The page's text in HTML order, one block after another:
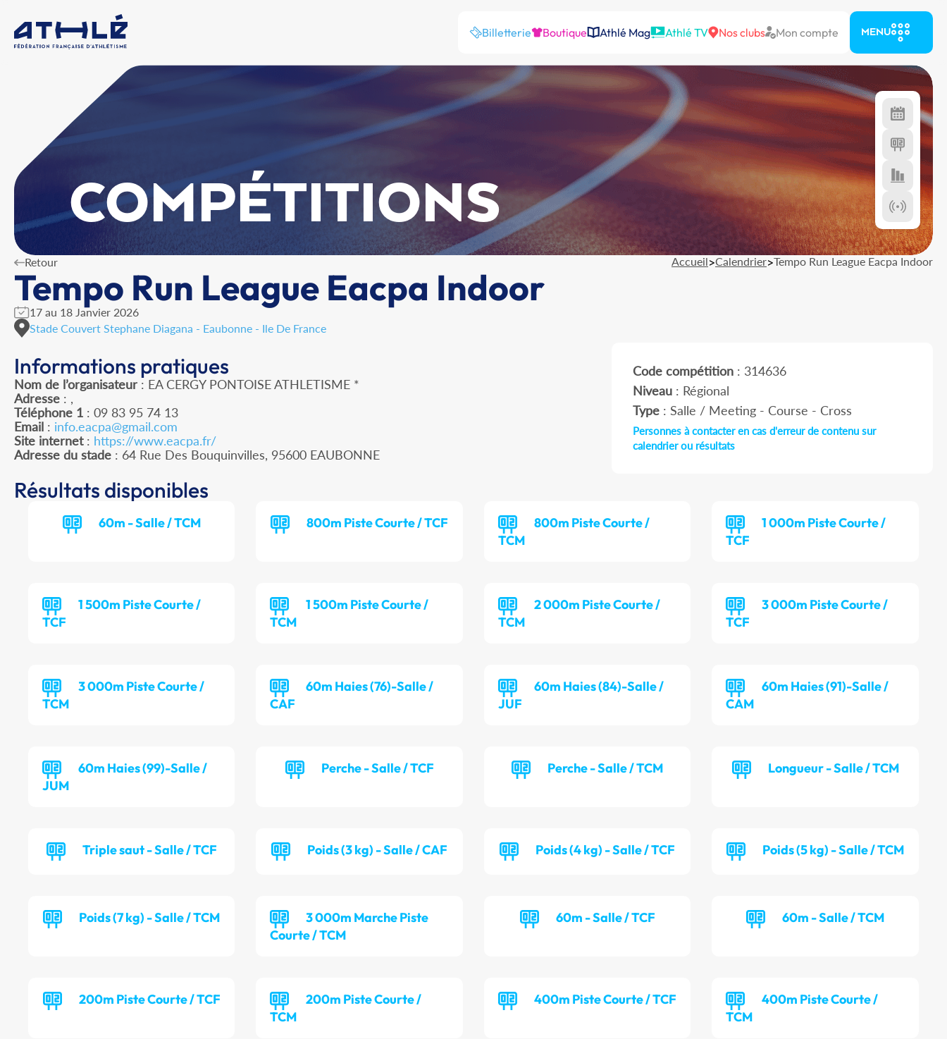
Billetterie Boutique Athlé Mag Athlé TV Nos clubs Mon compte MENU
COMPÉTITIONS
Retour Accueil>Calendrier>Tempo Run League Eacpa Indoor
Tempo Run League Eacpa Indoor
17 au 18 Janvier 2026
Stade Couvert Stephane Diagana - Eaubonne - Ile De France
Informations pratiques
Nom de l’organisateur : EA CERGY PONTOISE ATHLETISME *
Adresse : ,
Téléphone 1 : 09 83 95 74 13
Email : info.eacpa@gmail.com
Site internet: https://www.eacpa.fr/
Adresse du stade : 64 Rue Des Bouquinvilles, 95600 EAUBONNE
Code compétition: 314636
Niveau: Régional
Type: Salle / Meeting - Course - Cross
Personnes à contacter en cas d'erreur de contenu sur
calendrier ou résultats
Résultats disponibles
60m - Salle / TCM 800m Piste Courte / TCF
800m Piste Courte /
TCM
1 000m Piste Courte /
TCF
1 500m Piste Courte /
TCF
1 500m Piste Courte /
TCM
2 000m Piste Courte /
TCM
3 000m Piste Courte /
TCF
3 000m Piste Courte /
TCM
60m Haies (76)-Salle /
CAF
60m Haies (84)-Salle /
JUF
60m Haies (91)-Salle /
CAM
60m Haies (99)-Salle /
JUM
Perche - Salle / TCF Perche - Salle / TCM Longueur - Salle / TCM
Triple saut - Salle / TCF Poids (3 kg) - Salle / CAF Poids (4 kg) - Salle / TCF Poids (5 kg) - Salle / TCM
Poids (7 kg) - Salle / TCM
3 000m Marche Piste
Courte / TCM
60m - Salle / TCF 60m - Salle / TCM
200m Piste Courte / TCF
200m Piste Courte /
TCM
400m Piste Courte / TCF
400m Piste Courte /
TCM